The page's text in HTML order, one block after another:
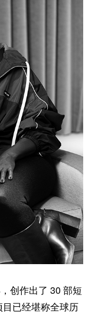
创作出了 30 部短
已经堪称全球历